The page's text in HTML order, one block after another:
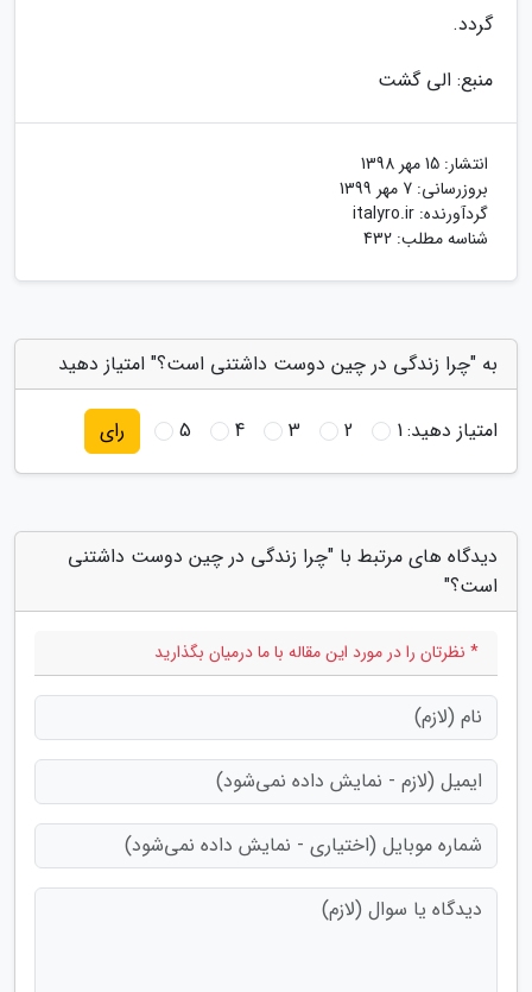
گردد.
منبع: الی گشت
انتشار: 15 مهر 1398
بروزرسانی: 7 مهر 1399
گردآورنده: italyro.ir
شناسه مطلب: 432
به "چرا زندگی در چین دوست داشتنی است؟" امتیاز دهید
امتیاز دهید:1
2
3
4
5 رای
دیدگاه های مرتبط با "چرا زندگی در چین دوست داشتنی
است؟"
* نظرتان را در مورد این مقاله با ما درمیان بگذارید